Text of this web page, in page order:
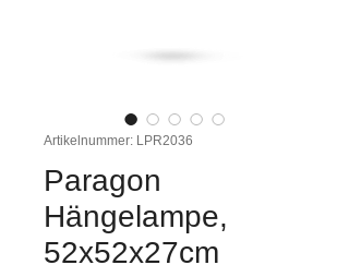
Artikelnummer: LPR2036
Paragon
Hängelampe,
52x52x27cm